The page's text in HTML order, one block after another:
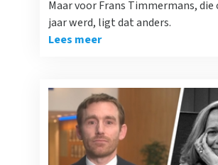
Maar voor Frans Timmermans, die
jaar werd, ligt dat anders.
Lees meer